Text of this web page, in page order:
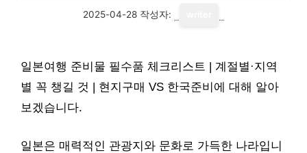
2025-04-28 작성자:
일본여행 준비물 필수품 체크리스트 | 계절별·지역
별 꼭 챙길 것 | 현지구매 VS 한국준비에 대해 알아
보겠습니다.
일본은 매력적인 관광지와 문화로 가득한 나라입니